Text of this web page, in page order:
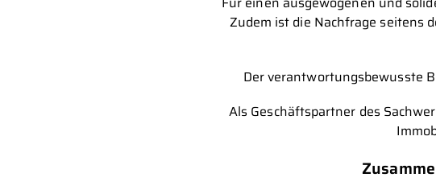
Zudem ist die Nachfrage seitens
Der verantwortungsbewusste
Als Geschäftspartner des